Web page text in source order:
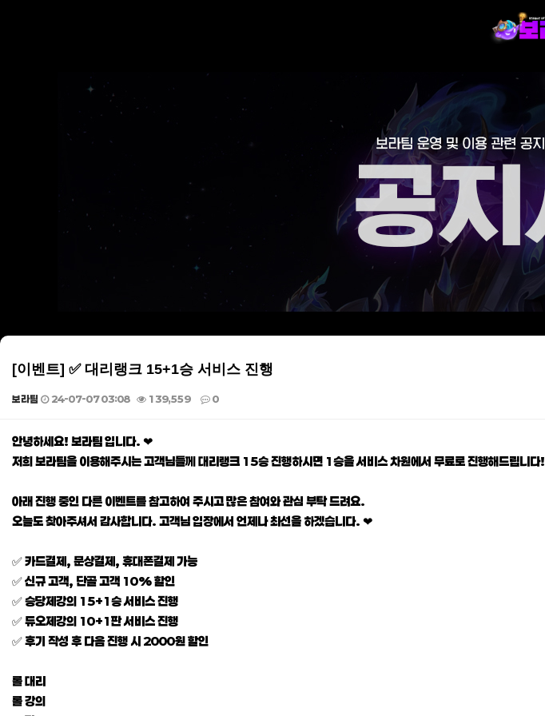
[이벤트] ✅ 대리랭크 15+1승 서비스 진행
보라팀 24-07-07 03:08 139,559 0
본문
안녕하세요! 보라팀 입니다. ❤
저희 보라팀을 이용해주시는 고객님들께 대리랭크 15승 진행하시면 1승을 서비스 차원에서 무료로 진행해드립니다!
아래 진행 중인 다른 이벤트를 참고하여 주시고 많은 참여와 관심 부탁 드려요.
오늘도 찾아주셔서 감사합니다. 고객님 입장에서 언제나 최선을 하겠습니다. ❤
✅ 카드결제, 문상결제, 휴대폰결제 가능
✅ 신규 고객, 단골 고객 10% 할인
✅ 승당제강의 15+1승 서비스 진행
✅ 듀오제강의 10+1판 서비스 진행
✅ 후기 작성 후 다음 진행 시 2000원 할인
롤 대리
롤 강의